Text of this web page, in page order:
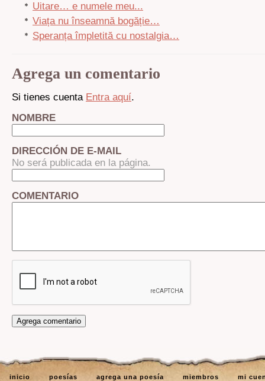
Uitare… e numele meu...
Viața nu înseamnă bogăție…
Speranța împletită cu nostalgia…
Agrega un comentario
Si tienes cuenta Entra aquí.
NOMBRE
DIRECCIÓN DE E-MAIL
No será publicada en la página.
COMENTARIO
inicio poesías agrega una poesía miembros mi